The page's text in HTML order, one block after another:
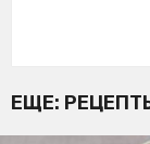
ЕЩЕ: